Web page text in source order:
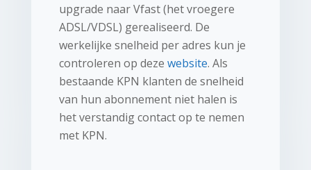
upgrade naar Vfast (het vroegere
ADSL/VDSL) gerealiseerd. De
werkelijke snelheid per adres kun je
controleren op deze website. Als
bestaande KPN klanten de snelheid
van hun abonnement niet halen is
het verstandig contact op te nemen
met KPN.